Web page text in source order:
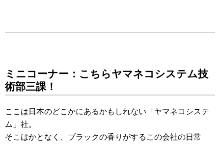
ミニコーナー：こちらヤマネコシステム技
術部三課！
ここは日本のどこかにあるかもしれない「ヤマネコシステ
ム」社。
そこはかとなく、ブラックの香りがするこの会社の日常